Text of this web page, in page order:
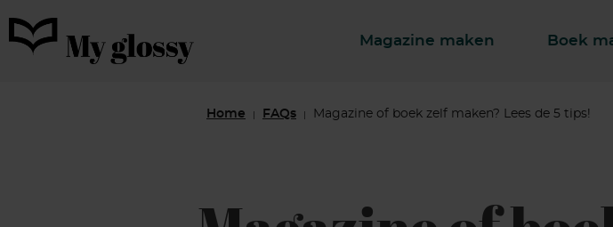
Magazine maken Boek
Home FAQs Magazine of boek zelf maken? Lees de 5 tips!